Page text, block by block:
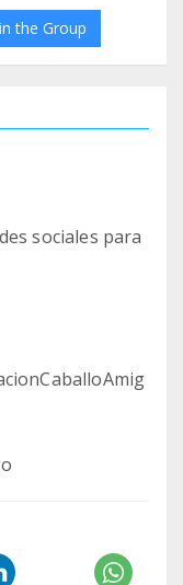
the Group
sociales para